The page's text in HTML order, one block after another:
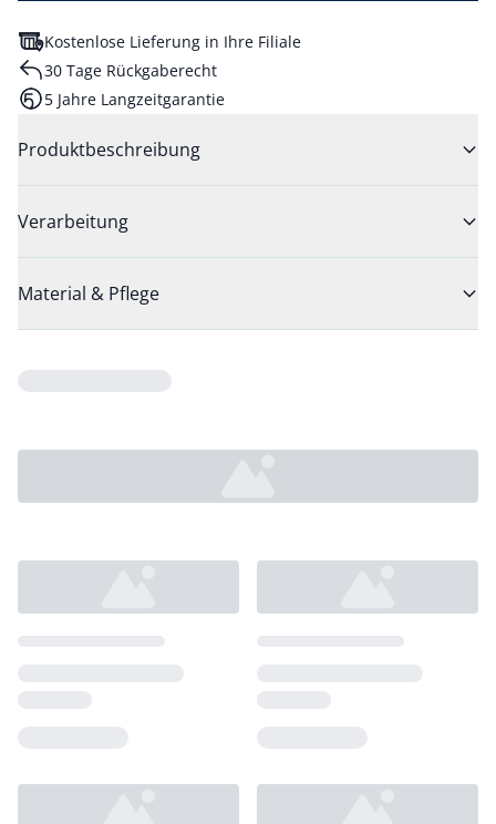
Kostenlose Lieferung in Ihre Filiale
30 Tage Rückgaberecht
5 Jahre Langzeitgarantie
Produktbeschreibung
Verarbeitung
Material & Pflege